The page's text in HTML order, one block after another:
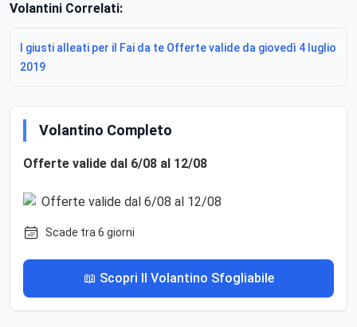
Volantini Correlati:
I giusti alleati per il Fai da te Offerte valide da giovedì 4 luglio
2019
Volantino Completo
Offerte valide dal 6/08 al 12/08
Scade tra 6 giorni
📖 Scopri Il Volantino Sfogliabile